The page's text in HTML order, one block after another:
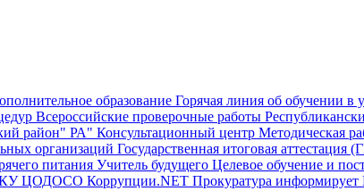
образование Горячая линия об обучении в
Всероссийские проверочные работы
район" РА" Консультационный центр Методическая
организаций Государственная итоговая аттестация
питания Учитель будущего Целевое обучение и
ЦОДОСО Коррупции.NET Прокуратура информирует